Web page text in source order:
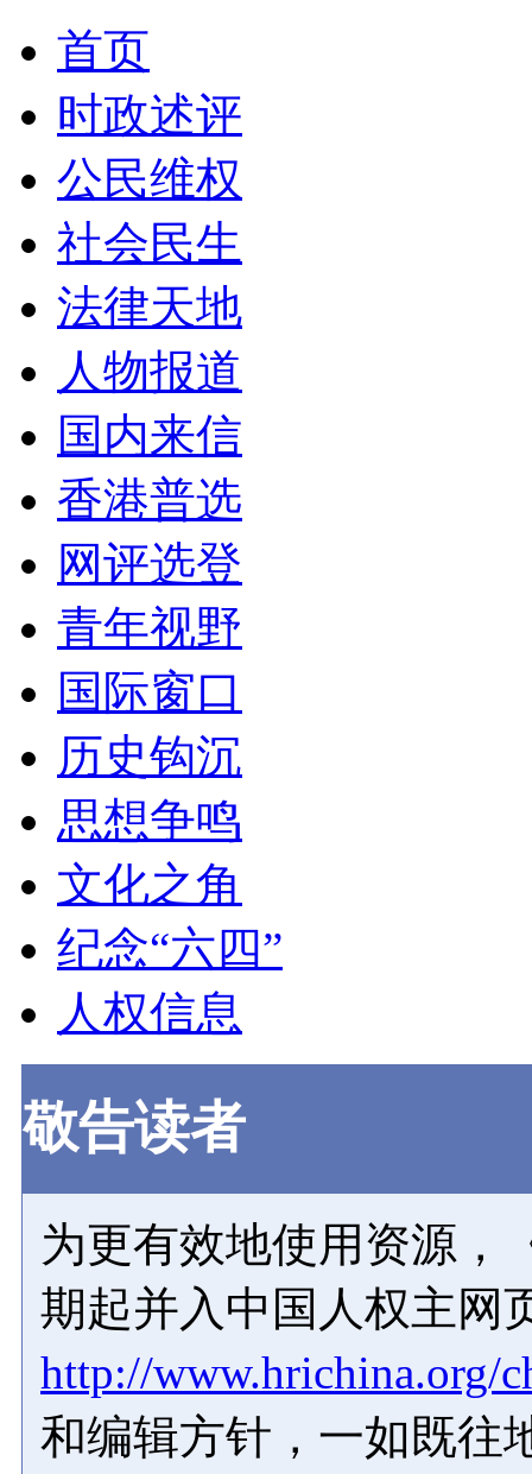
首页
时政述评
公民维权
社会民生
法律天地
人物报道
国内来信
香港普选
网评选登
青年视野
国际窗口
历史钩沉
思想争鸣
文化之角
纪念“六四”
人权信息
敬告读者
为更有效地使用资源，
期起并入中国人权主网
http://www.hrichina.org/
和编辑方针，一如既往